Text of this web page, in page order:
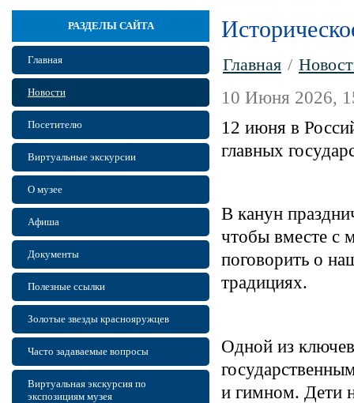
РАЗДЕЛЫ САЙТА
Главная
Новости
Посетителю
Виртуальные экскурсии
О музее
Афиша
Документы
Полезные ссылки
Золотые звезды краснояружцев
Часто задаваемые вопросы
Виртуальная экскурсия по
экспозициям музея
Главная /
10 Июня 2026,
12 июня в
главных
В канун
чтобы вместе с
поговорить о
традициях.
Одной из
и гимном. Дети